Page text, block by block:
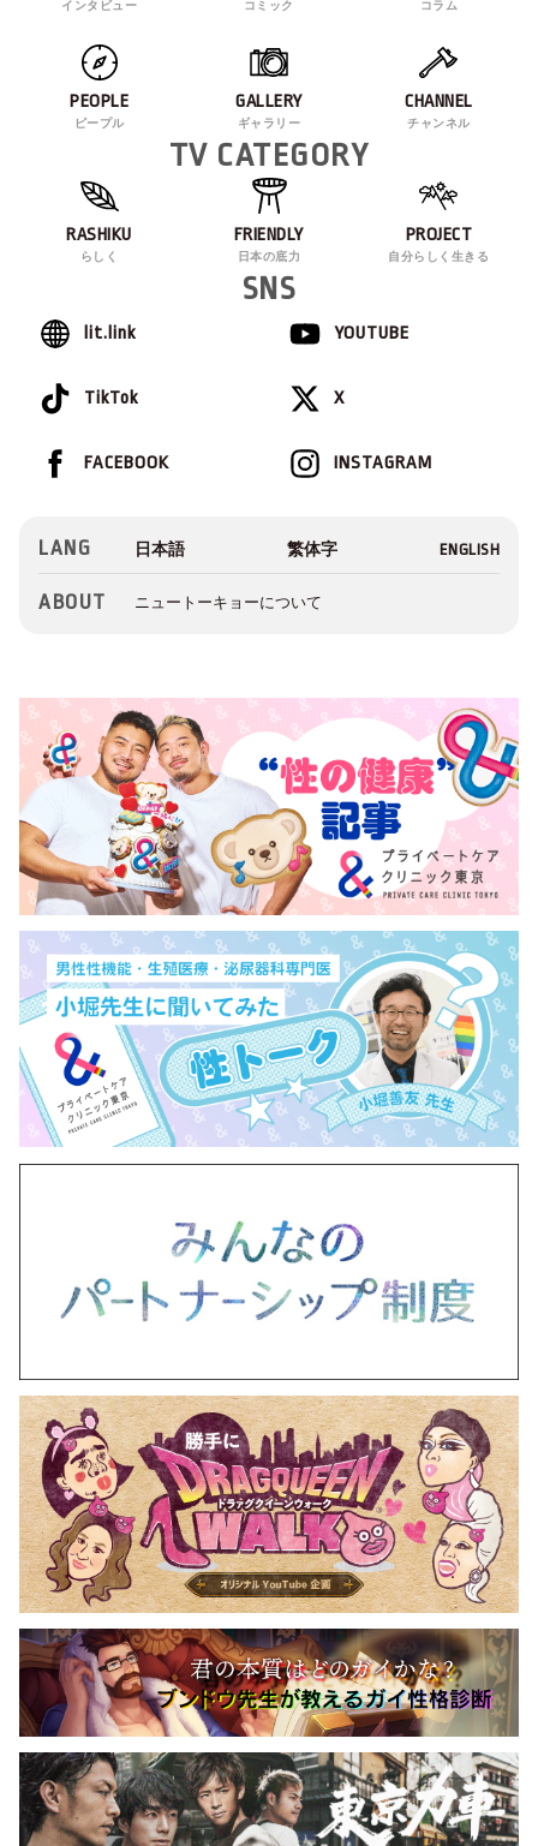
インタビュー コミック コラム
PEOPLE
ピープル
GALLERY
ギャラリー
CHANNEL
チャンネル
TV CATEGORY
RASHIKU
らしく
FRIENDLY
日本の底力
PROJECT
自分らしく生きる
SNS
lit.link YOUTUBE
TikTok X
INSTAGRAM
FACEBOOK
LANG
ABOUT ニュートーキョーについて